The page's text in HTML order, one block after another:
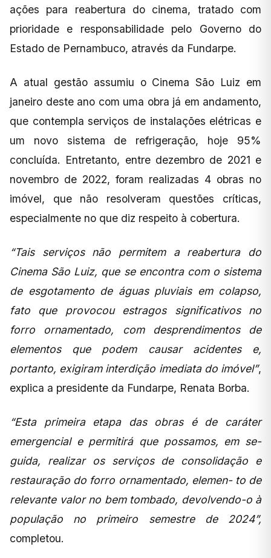
ações para reabertura do cinema, tratado com
prioridade e responsabilidade pelo Governo do
Estado de Pernambuco, através da Fundarpe.
A atual gestão assumiu o Cinema São Luiz em
janeiro deste ano com uma obra já em andamento,
que contempla serviços de instalações elétricas e
um novo sistema de refrigeração, hoje 95%
concluída. Entretanto, entre dezembro de 2021 e
novembro de 2022, foram realizadas 4 obras no
imóvel, que não resolveram questões críticas,
especialmente no que diz respeito à cobertura.
“Tais serviços não permitem a reabertura do
Cinema São Luiz, que se encontra com o sistema
de esgotamento de águas pluviais em colapso,
fato que provocou estragos significativos no
forro ornamentado, com desprendimentos de
elementos que podem causar acidentes e,
portanto, exigiram interdição imediata do imóvel”,
explica a presidente da Fundarpe, Renata Borba.
“Esta primeira etapa das obras é de caráter
emergencial e permitirá que possamos, em se-
guida, realizar os serviços de consolidação e
restauração do forro ornamentado, elemen- to de
relevante valor no bem tombado, devolvendo-o à
população no primeiro semestre de 2024”,
completou.